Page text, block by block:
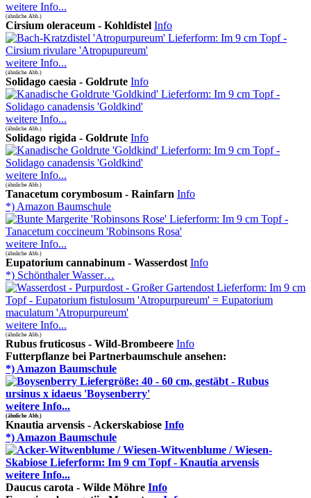
weitere Info...
(ähnliche Abb.)
Cirsium oleraceum - Kohldistel Info
weitere Info...
(ähnliche Abb.)
Solidago caesia - Goldrute Info
weitere Info...
(ähnliche Abb.)
Solidago rigida - Goldrute Info
weitere Info...
(ähnliche Abb.)
Tanacetum corymbosum - Rainfarn Info
*) Amazon Baumschule
weitere Info...
(ähnliche Abb.)
Eupatorium cannabinum - Wasserdost Info
*) Schönthaler Wasser…
weitere Info...
(ähnliche Abb.)
Rubus fruticosus - Wild-Brombeere Info
Futterpflanze bei Partnerbaumschule ansehen:
*) Amazon Baumschule
weitere Info...
(ähnliche Abb.)
Knautia arvensis - Ackerskabiose Info
*) Amazon Baumschule
weitere Info...
Daucus carota - Wilde Möhre Info